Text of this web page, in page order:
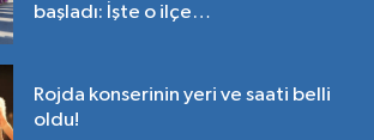
başladı: İşte o ilçe…
Rojda konserinin yeri ve saati belli
oldu!